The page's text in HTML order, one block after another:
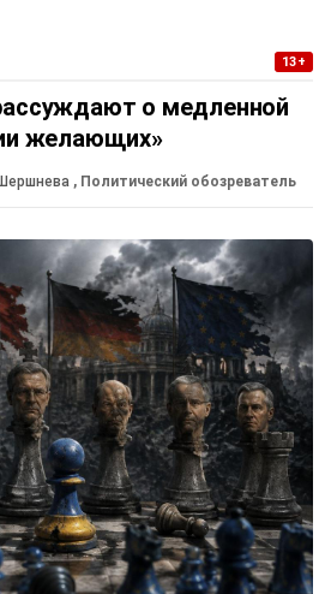
13+
о медленной
желающих»
, Политический обозреватель